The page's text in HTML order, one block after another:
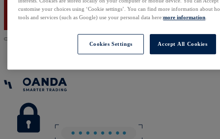
customise your choices using ‘Cookie settings’. You can find more information about
tools and services (such as Google) use your personal data here:more information
Cookies Settings Accept All Cookies